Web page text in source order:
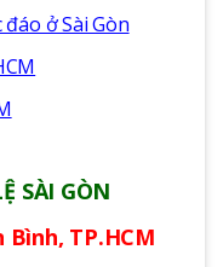
ở Sài Gòn
SÀI GÒN
Bình, TP.HCM